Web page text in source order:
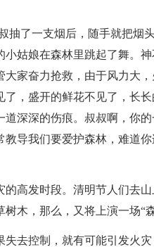
抽了一支烟后，随手就把烟
小姑娘在森林里跳起了舞。
家奋力抢救，由于风力大
了，盛开的鲜花不见了，长
道深深的伤痕。叔叔啊，你
导我们要爱护森林，难道
的高发时段。清明节人们去
木，那么，又将上演一场“
失去控制，就有可能引发火